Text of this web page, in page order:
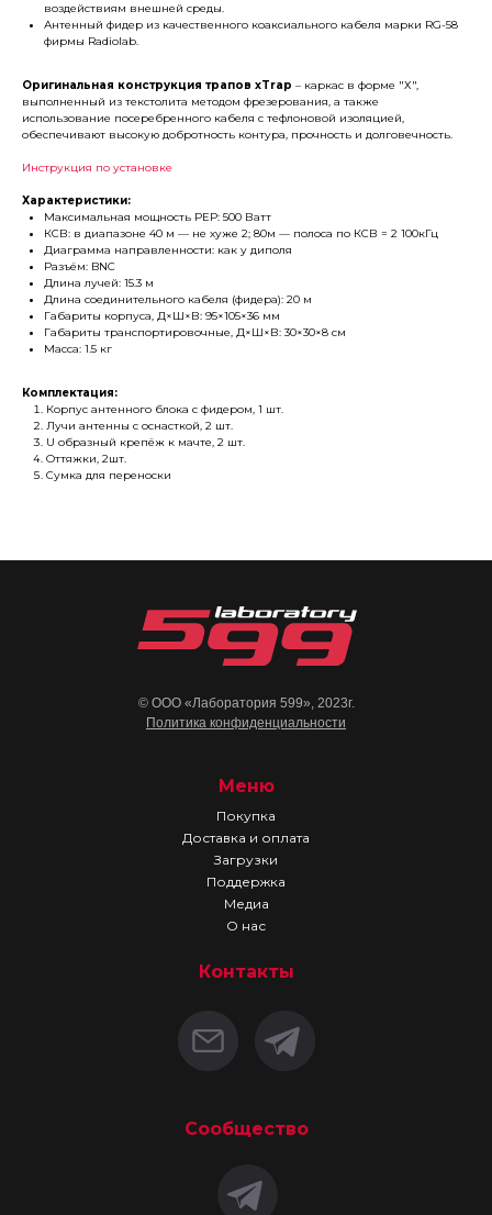
воздействиям внешней среды.
Антенный фидер из качественного коаксиального кабеля марки RG-58
фирмы Radiolab.
Оригинальная конструкция трапов xTrap – каркас в форме "Х",
выполненный из текстолита методом фрезерования, а также
использование посеребренного кабеля с тефлоновой изоляцией,
обеспечивают высокую добротность контура, прочность и долговечность.
Инструкция по установке
Характеристики:
Максимальная мощность PEP: 500 Ватт
КСВ: в диапазоне 40 м — не хуже 2; 80м — полоса по КСВ = 2 100кГц
Диаграмма направленности: как у диполя
Разъём: BNC
Длина лучей: 15.3 м
Длина соединительного кабеля (фидера): 20 м
Габариты корпуса, Д×Ш×В: 95×105×36 мм
Габариты транспортировочные, Д×Ш×В: 30×30×8 см
Масса: 1.5 кг
Комплектация:
Корпус антенного блока с фидером, 1 шт.
Лучи антенны с оснасткой, 2 шт.
U образный крепёж к мачте, 2 шт.
Оттяжки, 2шт.
Сумка для переноски
Меню
© ООО «Лаборатория 599», 2023г.
Политика конфиденциальности
Покупка
Доставка и оплата
Загрузки
Поддержка
Медиа
О нас
Сообщество
Контакты